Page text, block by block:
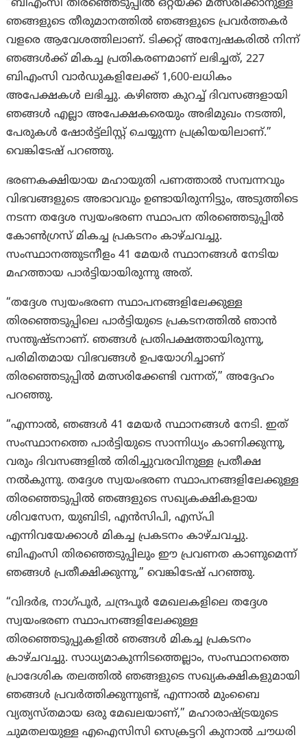
“ബിഎംസി തിരഞ്ഞെടുപ്പിൽ ഒറ്റയ്ക്ക് മത്സരിക്കാനുള്ള
ഞങ്ങളുടെ തീരുമാനത്തിൽ ഞങ്ങളുടെ പ്രവർത്തകർ
വളരെ ആവേശത്തിലാണ്. ടിക്കറ്റ് അന്വേഷകരിൽ നിന്ന്
ഞങ്ങൾക്ക് മികച്ച പ്രതികരണമാണ് ലഭിച്ചത്, 227
ബിഎംസി വാർഡുകളിലേക്ക് 1,600-ലധികം
അപേക്ഷകൾ ലഭിച്ചു. കഴിഞ്ഞ കുറച്ച് ദിവസങ്ങളായി
ഞങ്ങൾ എല്ലാ അപേക്ഷകരെയും അഭിമുഖം നടത്തി,
പേരുകൾ ഷോർട്ട്‌ലിസ്റ്റ് ചെയ്യുന്ന പ്രക്രിയയിലാണ്.”
വെങ്കിടേഷ് പറഞ്ഞു.
ഭരണകക്ഷിയായ മഹായുതി പണത്താൽ സമ്പന്നവും
വിഭവങ്ങളുടെ അഭാവവും ഉണ്ടായിരുന്നിട്ടും, അടുത്തിടെ
നടന്ന തദ്ദേശ സ്വയംഭരണ സ്ഥാപന തിരഞ്ഞെടുപ്പിൽ
കോൺഗ്രസ് മികച്ച പ്രകടനം കാഴ്ചവച്ചു.
സംസ്ഥാനത്തുടനീളം 41 മേയർ സ്ഥാനങ്ങൾ നേടിയ
മഹത്തായ പാർട്ടിയായിരുന്നു അത്.
“തദ്ദേശ സ്വയംഭരണ സ്ഥാപനങ്ങളിലേക്കുള്ള
തിരഞ്ഞെടുപ്പിലെ പാർട്ടിയുടെ പ്രകടനത്തിൽ ഞാൻ
സന്തുഷ്ടനാണ്. ഞങ്ങൾ പ്രതിപക്ഷത്തായിരുന്നു,
പരിമിതമായ വിഭവങ്ങൾ ഉപയോഗിച്ചാണ്
തിരഞ്ഞെടുപ്പിൽ മത്സരിക്കേണ്ടി വന്നത്,” അദ്ദേഹം
പറഞ്ഞു.
“എന്നാല്‍, ഞങ്ങൾ 41 മേയർ സ്ഥാനങ്ങൾ നേടി. ഇത്
സംസ്ഥാനത്തെ പാർട്ടിയുടെ സാന്നിധ്യം കാണിക്കുന്നു,
വരും ദിവസങ്ങളിൽ തിരിച്ചുവരവിനുള്ള പ്രതീക്ഷ
നൽകുന്നു. തദ്ദേശ സ്വയംഭരണ സ്ഥാപനങ്ങളിലേക്കുള്ള
തിരഞ്ഞെടുപ്പിൽ ഞങ്ങളുടെ സഖ്യകക്ഷികളായ
ശിവസേന, യുബിടി, എൻസിപി, എസ്പി
എന്നിവയേക്കാൾ മികച്ച പ്രകടനം കാഴ്ചവച്ചു.
ബിഎംസി തിരഞ്ഞെടുപ്പിലും ഈ പ്രവണത കാണുമെന്ന്
ഞങ്ങൾ പ്രതീക്ഷിക്കുന്നു,” വെങ്കിടേഷ് പറഞ്ഞു.
“വിദർഭ, നാഗ്പൂർ, ചന്ദ്രപൂർ മേഖലകളിലെ തദ്ദേശ
സ്വയംഭരണ സ്ഥാപനങ്ങളിലേക്കുള്ള
തിരഞ്ഞെടുപ്പുകളിൽ ഞങ്ങൾ മികച്ച പ്രകടനം
കാഴ്ചവച്ചു. സാധ്യമാകുന്നിടത്തെല്ലാം, സംസ്ഥാനത്തെ
പ്രാദേശിക തലത്തിൽ ഞങ്ങളുടെ സഖ്യകക്ഷികളുമായി
ഞങ്ങൾ പ്രവർത്തിക്കുന്നുണ്ട്, എന്നാൽ മുംബൈ
വ്യത്യസ്തമായ ഒരു മേഖലയാണ്,” മഹാരാഷ്ട്രയുടെ
ചുമതലയുള്ള എഐസിസി സെക്രട്ടറി കുനാൽ ചൗധരി